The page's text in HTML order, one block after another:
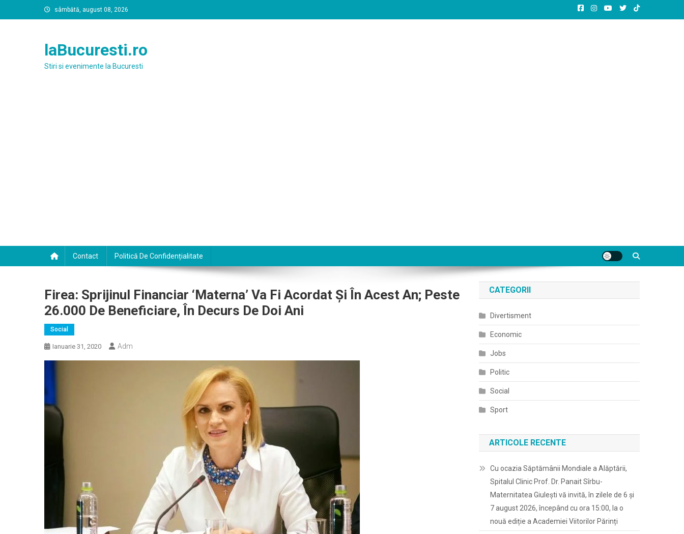
to
sâmbătă, august 08, 2026
laBucuresti.ro
Stiri si evenimente la Bucuresti
Contact Politică De Confidențialitate
Firea: Sprijinul Financiar ‘Materna’ Va Fi Acordat Şi În Acest An; Peste
26.000 De Beneficiare, În Decurs De Doi Ani
Social
Ianuarie 31, 2020 Adm
CATEGORII
Divertisment
Economic
Jobs
Politic
Social
Sport
ARTICOLE RECENTE
Cu ocazia Săptămânii Mondiale a Alăptării,
Spitalul Clinic Prof. Dr. Panait Sîrbu-
Maternitatea Giulești vă invită, în zilele de 6 și
7 august 2026, începând cu ora 15:00, la o
nouă ediție a Academiei Viitorilor Părinți